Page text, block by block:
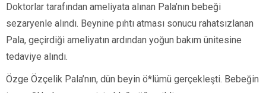
Doktorlar tarafından ameliyata alınan Pala’nın bebeği
sezaryenle alındı. Beynine pıhtı atması sonucu rahatsızlanan
Pala, geçirdiği ameliyatın ardından yoğun bakım ünitesine
tedaviye alındı.
Özge Özçelik Pala’nın, dün beyin ö*lümü gerçekleşti. Bebeğin